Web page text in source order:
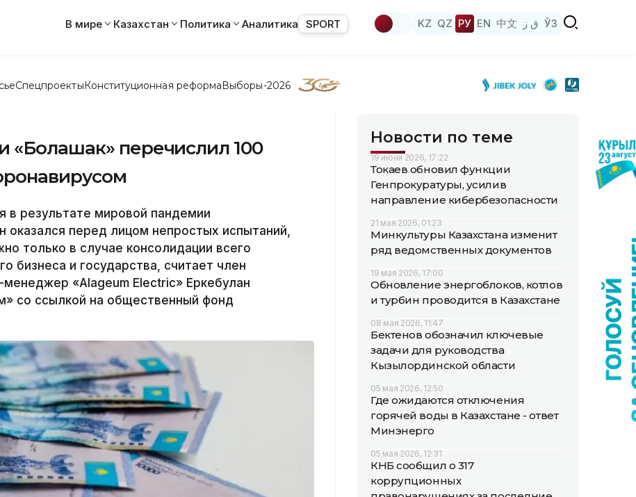
В мире Казахстан Политика Аналитика SPORT KZ QZ РУ EN 中文 ق ز ЎЗ
СпецпроектыКонституционная реформаВыборы-2026
«Болашак» перечислил 100
результате мировой пандемии
оказался перед лицом непростых испытаний,
только в случае консолидации всего
бизнеса и государства, считает член
«Alageum Electric» Еркебулан
со ссылкой на общественный фонд
Новости по теме
19 июня 2026, 17:22
Токаев обновил функции
Генпрокуратуры, усилив
направление кибербезопасности
21 мая 2026, 01:23
Минкультуры Казахстана изменит
ряд ведомственных документов
19 мая 2026, 17:00
Обновление энергоблоков, котлов
и турбин проводится в Казахстане
08 мая 2026, 11:47
Бектенов обозначил ключевые
задачи для руководства
Кызылординской области
05 мая 2026, 12:50
Где ожидаются отключения
горячей воды в Казахстане - ответ
Минэнерго
05 мая 2026, 12:31
КНБ сообщил о 317
коррупционных